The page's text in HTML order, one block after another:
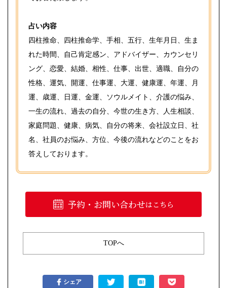
占い内容
四柱推命、四柱推命学、手相、五行、生年月日、生ま
れた時間、自己肯定感ン、アドバイザー、カウンセリ
ング、恋愛、結婚、相性、仕事、出世、適職、自分の
性格、運気、開運、仕事運、大運、健康運、年運、月
運、歳運、日運、金運、ソウルメイト、介護の悩み、
一生の流れ、過去の自分、今世の生き方、人生相談、
家庭問題、健康、病気、自分の将来、会社設立日、社
名、社員のお悩み、方位、今後の流れなどのことをお
答えしております。
予約・お問い合わせはこちら
TOPへ
シェア